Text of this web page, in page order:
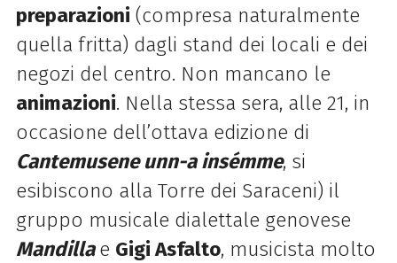
preparazioni (compresa naturalmente
quella fritta) dagli stand dei locali e dei
negozi del centro. Non mancano le
animazioni. Nella stessa sera, alle 21, in
occasione dell’ottava edizione di
Cantemusene unn-a insémme, si
esibiscono alla Torre dei Saraceni) il
gruppo musicale dialettale genovese
Mandilla e Gigi Asfalto, musicista molto